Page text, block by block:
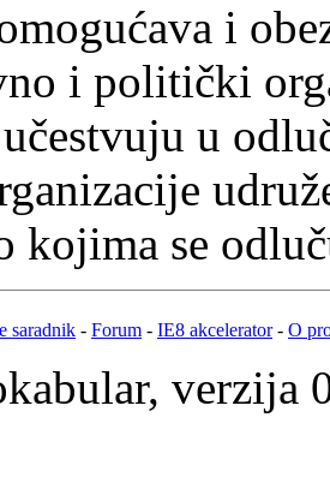
i
i politički
u
kojima se
saradnik - Forum - IE8 akcelerator- O
verzija